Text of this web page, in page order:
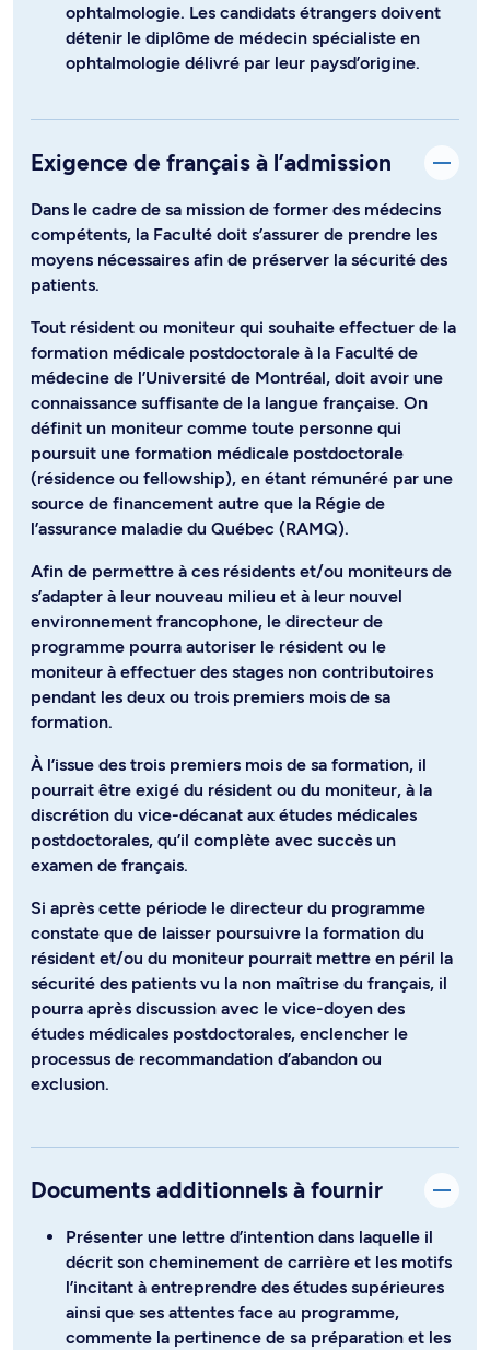
ophtalmologie. Les candidats étrangers doivent
détenir le diplôme de médecin spécialiste en
ophtalmologie délivré par leur paysd’origine.
Exigence de français à l’admission
Dans le cadre de sa mission de former des médecins
compétents, la Faculté doit s’assurer de prendre les
moyens nécessaires afin de préserver la sécurité des
patients.
Tout résident ou moniteur qui souhaite effectuer de la
formation médicale postdoctorale à la Faculté de
médecine de l’Université de Montréal, doit avoir une
connaissance suffisante de la langue française. On
définit un moniteur comme toute personne qui
poursuit une formation médicale postdoctorale
(résidence ou fellowship), en étant rémunéré par une
source de financement autre que la Régie de
l’assurance maladie du Québec (RAMQ).
Afin de permettre à ces résidents et/ou moniteurs de
s’adapter à leur nouveau milieu et à leur nouvel
environnement francophone, le directeur de
programme pourra autoriser le résident ou le
moniteur à effectuer des stages non contributoires
pendant les deux ou trois premiers mois de sa
formation.
À l’issue des trois premiers mois de sa formation, il
pourrait être exigé du résident ou du moniteur, à la
discrétion du vice-décanat aux études médicales
postdoctorales, qu’il complète avec succès un
examen de français.
Si après cette période le directeur du programme
constate que de laisser poursuivre la formation du
résident et/ou du moniteur pourrait mettre en péril la
sécurité des patients vu la non maîtrise du français, il
pourra après discussion avec le vice-doyen des
études médicales postdoctorales, enclencher le
processus de recommandation d’abandon ou
exclusion.
Documents additionnels à fournir
Présenter une lettre d’intention dans laquelle il
décrit son cheminement de carrière et les motifs
l’incitant à entreprendre des études supérieures
ainsi que ses attentes face au programme,
commente la pertinence de sa préparation et les